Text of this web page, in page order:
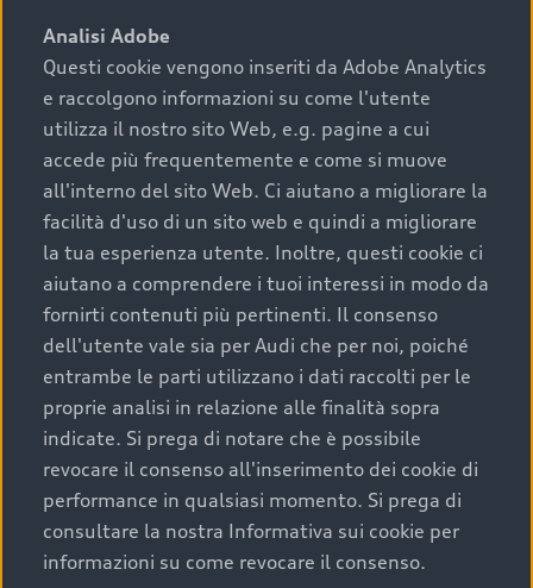
chilometraggio: un valore contenuto corrisponde a
uno stato migliore del veicolo e a una maggiore
durata nel tempo;
cronologia dei tagliandi: una documentazione
completa della vettura certifica una manutenzione
costante e accurata;
condizioni della carrozzeria e degli interni: una
buona conservazione evidenzia cura e attenzione del
precedente proprietario;
efficienza meccanica: motore, trasmissione e
componenti principali in ottimo stato garantiscono
prestazioni affidabili e sicure.
Acquistare un’auto usata in una Concessionaria ufficiale
Audi che offre l’usato garantito tramite Audi Prima
Scelta :plus, significa affidarsi ad un prodotto che viene
sottoposto a 110 controlli approfonditi e coperto da
Analisi Adobe
Questi cookie vengono inseriti da Adobe Analytics
e raccolgono informazioni su come l'utente
utilizza il nostro sito Web, e.g. pagine a cui
accede più frequentemente e come si muove
all'interno del sito Web. Ci aiutano a migliorare la
facilità d'uso di un sito web e quindi a migliorare
la tua esperienza utente. Inoltre, questi cookie ci
aiutano a comprendere i tuoi interessi in modo da
fornirti contenuti più pertinenti. Il consenso
dell'utente vale sia per Audi che per noi, poiché
entrambe le parti utilizzano i dati raccolti per le
proprie analisi in relazione alle finalità sopra
indicate. Si prega di notare che è possibile
revocare il consenso all'inserimento dei cookie di
performance in qualsiasi momento. Si prega di
consultare la nostra Informativa sui cookie per
informazioni su come revocare il consenso.